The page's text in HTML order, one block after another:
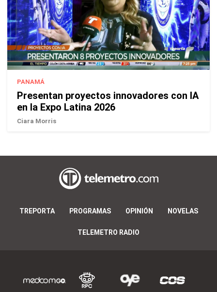
PANAMÁ
Presentan proyectos innovadores con IA
en la Expo Latina 2026
Ciara Morris
TREPORTA PROGRAMAS OPINIÓN NOVELAS
TELEMETRO RADIO